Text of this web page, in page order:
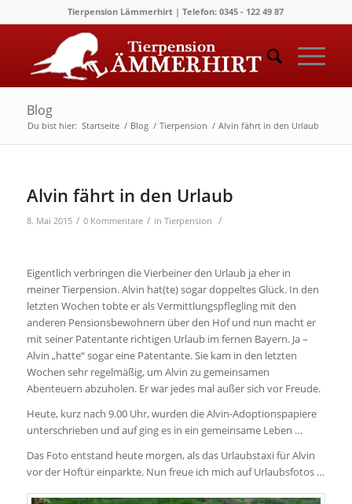
Tierpension Lämmerhirt | Telefon: 0345 - 122 49 87
Blog
Du bist hier: Startseite / Blog / Tierpension / Alvin fährt in den Urlaub
Alvin fährt in den Urlaub
8. Mai 2015 / 0 Kommentare / in Tierpension /
Eigentlich verbringen die Vierbeiner den Urlaub ja eher in
meiner Tierpension. Alvin hat(te) sogar doppeltes Glück. In den
letzten Wochen tobte er als Vermittlungspflegling mit den
anderen Pensionsbewohnern über den Hof und nun macht er
mit seiner Patentante richtigen Urlaub im fernen Bayern. Ja –
Alvin „hatte“ sogar eine Patentante.Sie kam in den letzten
Wochen sehr regelmäßig, um Alvin zu gemeinsamen
Abenteuern abzuholen. Er war jedes mal außer sich vor Freude.
Heute, kurz nach 9.00 Uhr, wurden die Alvin-Adoptionspapiere
unterschrieben und auf ging es in ein gemeinsame Leben …
Das Foto entstand heute morgen, als das Urlaubstaxi für Alvin
vor der Hoftür einparkte.Nun freue ich mich auf Urlaubsfotos …